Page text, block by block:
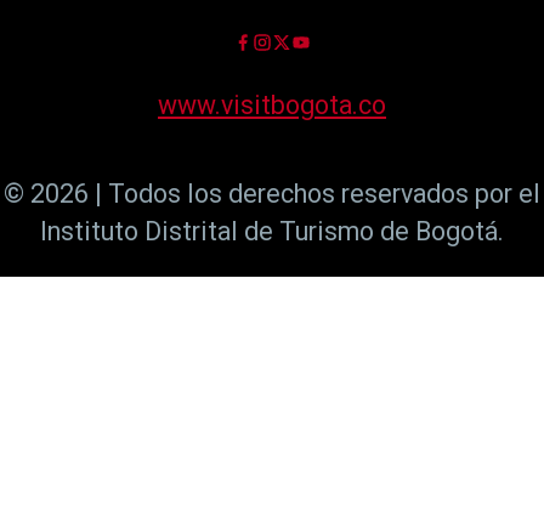
www.visitbogota.co
© 2026 | Todos los derechos reservados por el
Instituto Distrital de Turismo de Bogotá.